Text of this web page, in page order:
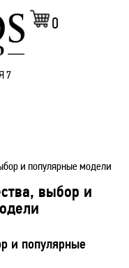
7
0
и популярные модели
выбор и
и популярные